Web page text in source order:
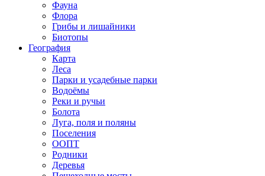
Фауна
Флора
Грибы и лишайники
Биотопы
География
Карта
Леса
Парки и усадебные парки
Водоёмы
Реки и ручьи
Болота
Луга, поля и поляны
Поселения
ООПТ
Родники
Деревья